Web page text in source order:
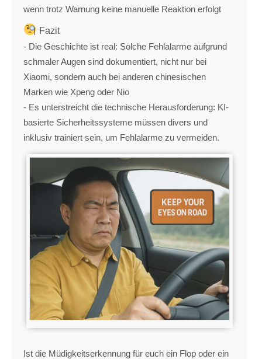
wenn trotz Warnung keine manuelle Reaktion erfolgt
Fazit
- Die Geschichte ist real: Solche Fehlalarme aufgrund
schmaler Augen sind dokumentiert, nicht nur bei
Xiaomi, sondern auch bei anderen chinesischen
Marken wie Xpeng oder Nio
- Es unterstreicht die technische Herausforderung: KI-
basierte Sicherheitssysteme müssen divers und
inklusiv trainiert sein, um Fehlalarme zu vermeiden.
Ist die Müdigkeitserkennung für euch ein Flop oder ein